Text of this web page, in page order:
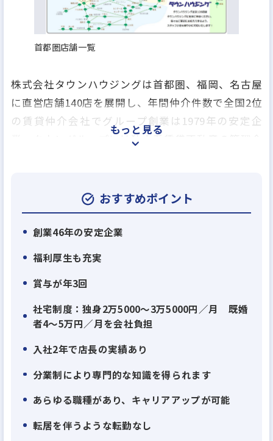
首都圏店舗一覧
株式会社タウンハウジングは首都圏、福岡、名古屋
に直営店舗140店を展開し、年間仲介件数で全国2位
の賃貸仲介会社でグループ創業は1979年の安定企
業、タウングループには独立系賃貸不動産の管理会
飲食事業を行う会社など、グループ全17社で総合生
活関連のあらゆるサービスを提供しております。
もっと見る
おすすめポイント
創業46年の安定企業
福利厚生も充実
賞与が年3回
社宅制度：独身2万5000～3万5000円／月 既婚
者4～5万円／月を会社負担
入社2年で店長の実績あり
分業制により専門的な知識を得られます
あらゆる職種があり、キャリアアップが可能
転居を伴うような転勤なし